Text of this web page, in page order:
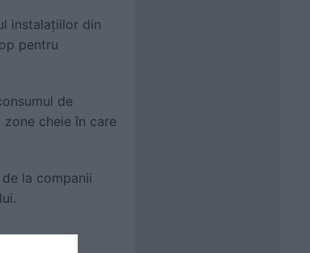
instalațiilor din
pentru
de
cheie în care
la companii